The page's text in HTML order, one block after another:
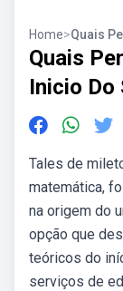
Home>Quais
Quais
Inicio Do
Tales de
matemática,
na origem do
opção que
teóricos do
serviços de